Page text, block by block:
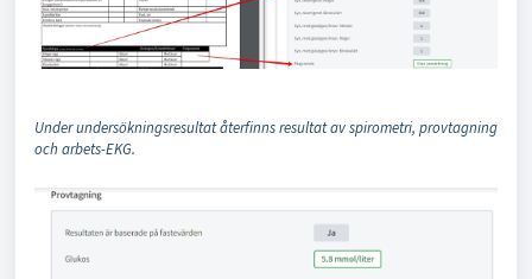
Under undersökningsresultat återfinns resultat av spirometri, provtagning
och arbets-EKG.